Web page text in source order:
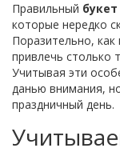
Правильный букет
которые нередко
Поразительно,
привлечь столько
Учитывая эти
данью внимания,
праздничный день.